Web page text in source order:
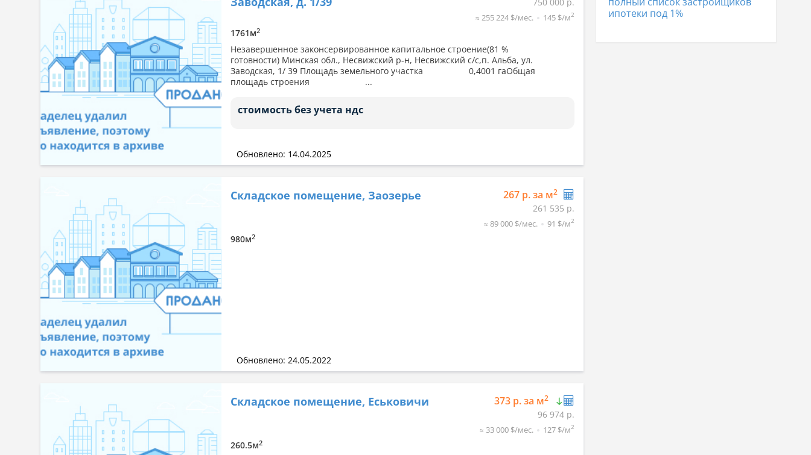
≈ 255 224 $/мес. 145 $/м2
1761м2
Незавершенное законсервированное капитальное строение(81 %
готовности) Минская обл., Несвижский р-н, Несвижский с/с,п. Альба, ул.
Заводская, 1/ 39 Площадь земельного участка 0,4001 гаОбщая
площадь строения ...
стоимость без учета ндс
Обновлено: 14.04.2025
Складское помещение, Заозерье 267 р. за м2
261 535 р.
≈ 89 000 $/мес. 91 $/м2
980м2
Обновлено: 24.05.2022
Складское помещение, Еськовичи 373 р. за м2
96 974 р.
≈ 33 000 $/мес. 127 $/м2
260.5м2
ипотеки под 1%